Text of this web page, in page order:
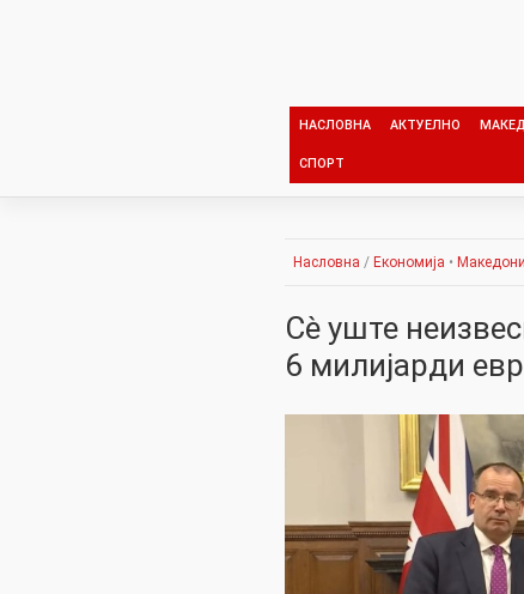
НАСЛОВНА АКТУЕЛНО
СПОРТ
Насловна / Економија •
Сè уште
6 милијарди